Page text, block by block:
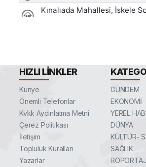
HIZLI LINKLER
Künye
Önemli Telefonlar
Kvkk Aydınlatma Metni
Çerez Politikası
İletişim
Topluluk Kuralları
Yazarlar
GÜNDEM
EKONOMİ
YEREL
DÜNYA
KÜLTÜR-
SAĞLIK